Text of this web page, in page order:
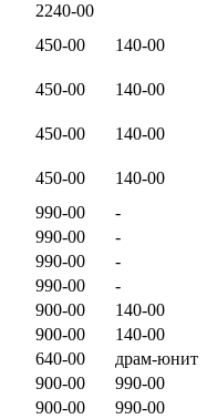
2240-00
450-00 140-00
450-00 140-00
450-00 140-00
450-00 140-00
990-00 -
990-00 -
990-00 -
990-00 -
900-00 140-00
900-00 140-00
640-00 драм-юнит
900-00 990-00
900-00 990-00